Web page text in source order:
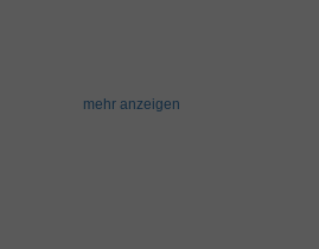
mehr anzeigen